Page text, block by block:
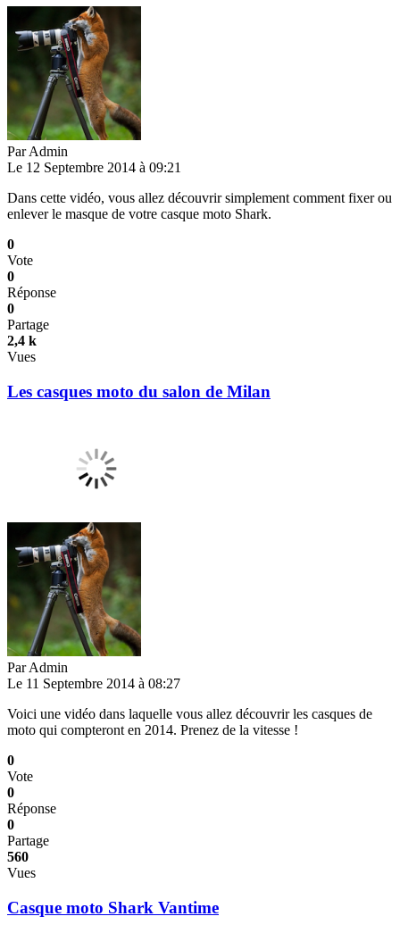
ParAdmin
Le 12 Septembre 2014 à 09:21
Dans cette vidéo, vous allez découvrir simplement comment fixer ou
enlever le masque de votre casque moto Shark.
0
Vote
0
Réponse
0
Partage
2,4 k
Vues
Les casques moto du salon de Milan
ParAdmin
Le 11 Septembre 2014 à 08:27
Voici une vidéo dans laquelle vous allez découvrir les casques de
moto qui compteront en 2014. Prenez de la vitesse !
0
Vote
0
Réponse
0
Partage
560
Vues
Casque moto Shark Vantime